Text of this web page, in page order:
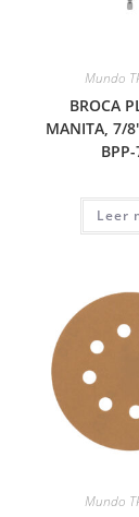
Mundo
BROCA
MANITA, 7/
Leer
Mundo